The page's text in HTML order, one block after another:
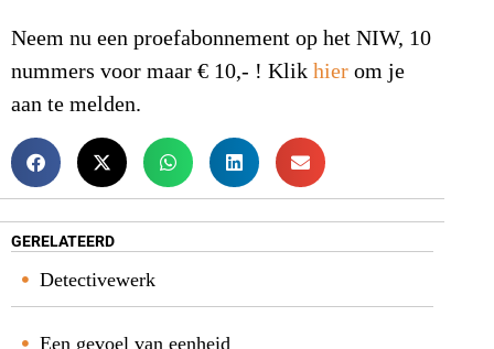
Neem nu een proefabonnement op het NIW, 10
nummers voor maar € 10,- ! Klik hier om je
aan te melden.
GERELATEERD
Detectivewerk
Een gevoel van eenheid